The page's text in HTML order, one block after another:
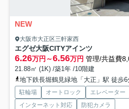
NEW
大阪市大正区三軒家西
エグゼ大阪CITYアインツ
6.26万円～6.56万円 管理/共益費
21.88㎡ (1K) /築1年 /10階建
地下鉄長堀鶴見緑地「大正」駅 徒歩6
駐輪場 オートロック エレベーター
インターネット対応
防犯カメラ